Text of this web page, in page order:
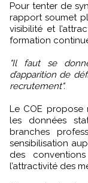
Pour tenter de
rapport soumet
visibilité et
formation
"Il faut se
d’apparition de
recrutement".
Le COE propose
les données
branches
sensibilisation
des
l’attractivité des